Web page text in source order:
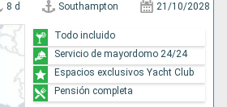
8 d Southampton 21/10/2028
Todo incluido
Servicio de mayordomo 24/24
Espacios exclusivos Yacht Club
Pensión completa